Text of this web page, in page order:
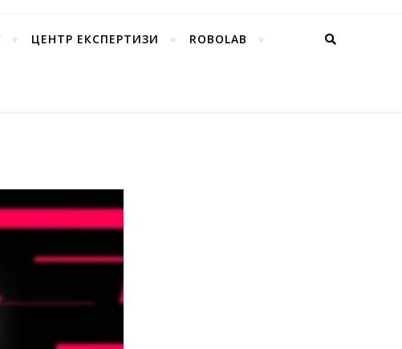
ЦЕНТР ЕКСПЕРТИЗИ ROBOLAB